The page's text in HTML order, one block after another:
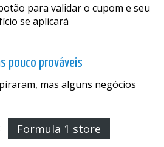
para validar o cupom e seu
se aplicará
pouco prováveis
mas alguns negócios
Formula 1 store